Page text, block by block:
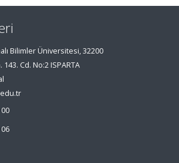
Bilimler Üniversitesi, 32200
Cd. No:2 ISPARTA